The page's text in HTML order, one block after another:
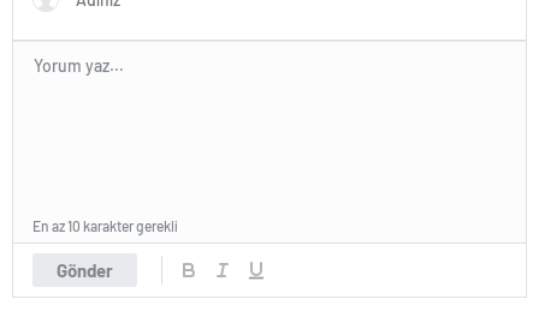
Gönder
En az 10 karakter gerekli